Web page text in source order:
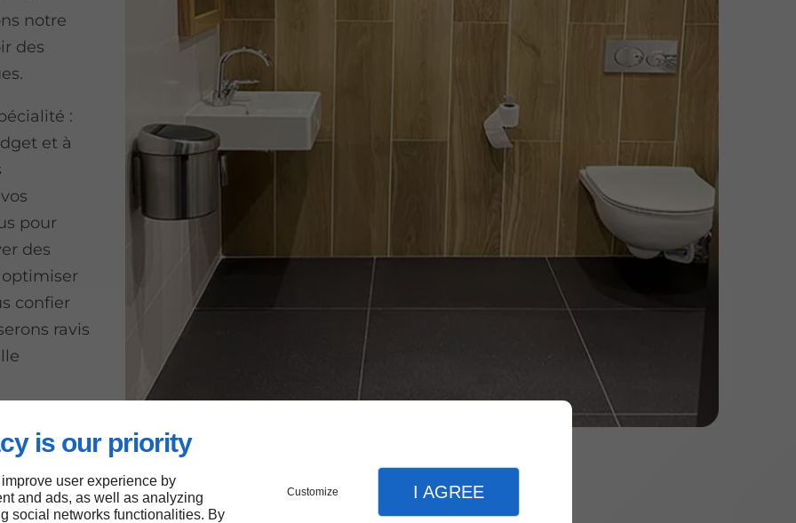
is our priority
user experience by
and ads, as well as analyzing
social networks functionalities. By
Customize I AGREE
notre
des
:
et à
pour
des
confier
ravis